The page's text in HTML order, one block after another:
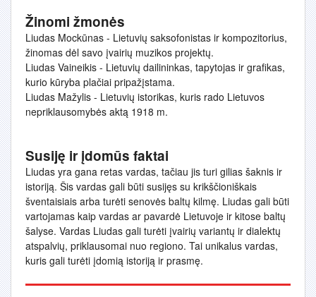
Žinomi žmonės
Liudas Mockūnas - Lietuvių saksofonistas ir kompozitorius,
žinomas dėl savo įvairių muzikos projektų.
Liudas Vaineikis - Lietuvių dailininkas, tapytojas ir grafikas,
kurio kūryba plačiai pripažįstama.
Liudas Mažylis - Lietuvių istorikas, kuris rado Lietuvos
nepriklausomybės aktą 1918 m.
Susiję ir įdomūs faktai
Liudas yra gana retas vardas, tačiau jis turi gilias šaknis ir
istoriją. Šis vardas gali būti susijęs su krikščioniškais
šventaisiais arba turėti senovės baltų kilmę. Liudas gali būti
vartojamas kaip vardas ar pavardė Lietuvoje ir kitose baltų
šalyse. Vardas Liudas gali turėti įvairių variantų ir dialektų
atspalvių, priklausomai nuo regiono. Tai unikalus vardas,
kuris gali turėti įdomią istoriją ir prasmę.